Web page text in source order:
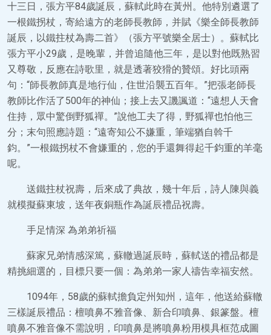
十三日，張方平84歲誕辰，蘇軾此時在黃州。他特別遴選了
一根鐵拐杖，寄給遠方的老師長教師，并賦《樂全師長教師
誕辰，以鐵拄杖為壽二首》（張方平號樂全居士）。蘇軾比
張方平小29歲，是晚輩，并曾追隨他三年，是以對他既熟習
又尊敬，反應在詩歌里，就是透著狡猾的贊頌。好比頭兩
句：“師長教師真是地行仙，住世沿襲五百年。”把張老師長
教師比作活了500年的神仙；接上去又譏諷道：“遠想人天會
住持，眾中驚倒野狐禪。”說他工夫了得，野狐禪也怕他三
分；末句照應詩題：“遠寄知公不嫌重，筆端猶自斡千
鈞。”一根鐵拐杖不會嫌重的，您的手還舞得起千鈞重的羊毫
呢。
送鐵拄杖祝壽，后來成了典故，幾十年后，詩人陳與義
就模擬蘇東坡，送年夜銅瓶作為誕辰禮品祝壽。
手足情深 為弟弟祈福
蘇家兄弟情感深篤，蘇轍過誕辰時，蘇軾送的禮品都是
精挑細選的，目標只要一個：為弟弟一家人禱告幸福安然。
1094年，58歲的蘇軾擔負定州知州，這年，他送給蘇轍
三樣誕辰禮品：檀噴鼻不雅音像、新合印噴鼻、銀篆盤。檀
噴鼻不雅音像不需說明，印噴鼻是將噴鼻粉用模具框范成圖